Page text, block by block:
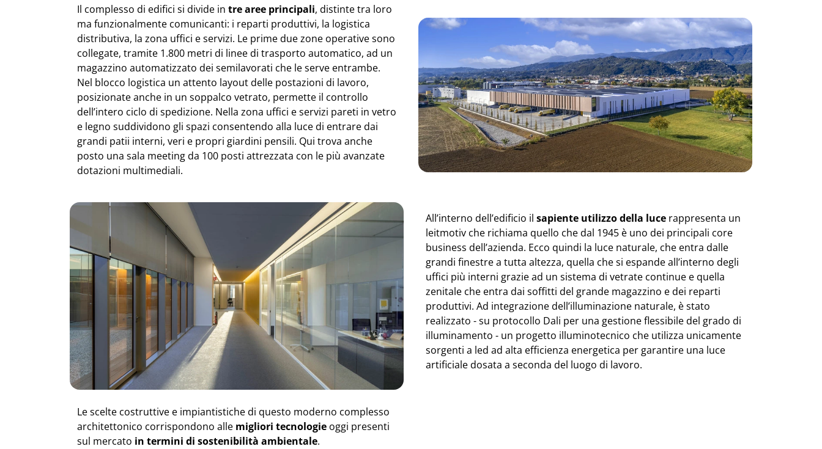
Il complesso di edifici si divide in tre aree principali, distinte tra loro
ma funzionalmente comunicanti: i reparti produttivi, la logistica
distributiva, la zona uffici e servizi. Le prime due zone operative sono
collegate, tramite 1.800 metri di linee di trasporto automatico, ad un
magazzino automatizzato dei semilavorati che le serve entrambe.
Nel blocco logistica un attento layout delle postazioni di lavoro,
posizionate anche in un soppalco vetrato, permette il controllo
dell’intero ciclo di spedizione. Nella zona uffici e servizi pareti in vetro
e legno suddividono gli spazi consentendo alla luce di entrare dai
grandi patii interni, veri e propri giardini pensili. Qui trova anche
posto una sala meeting da 100 posti attrezzata con le più avanzate
dotazioni multimediali.
All’interno dell’edificio il sapiente utilizzo della luce rappresenta un
leitmotiv che richiama quello che dal 1945 è uno dei principali core
business dell’azienda. Ecco quindi la luce naturale, che entra dalle
grandi finestre a tutta altezza, quella che si espande all’interno degli
uffici più interni grazie ad un sistema di vetrate continue e quella
zenitale che entra dai soffitti del grande magazzino e dei reparti
produttivi. Ad integrazione dell’illuminazione naturale, è stato
realizzato - su protocollo Dali per una gestione flessibile del grado di
illuminamento - un progetto illuminotecnico che utilizza unicamente
sorgenti a led ad alta efficienza energetica per garantire una luce
artificiale dosata a seconda del luogo di lavoro.
Le scelte costruttive e impiantistiche di questo moderno complesso
architettonico corrispondono alle migliori tecnologie oggi presenti
sul mercato in termini di sostenibilità ambientale.